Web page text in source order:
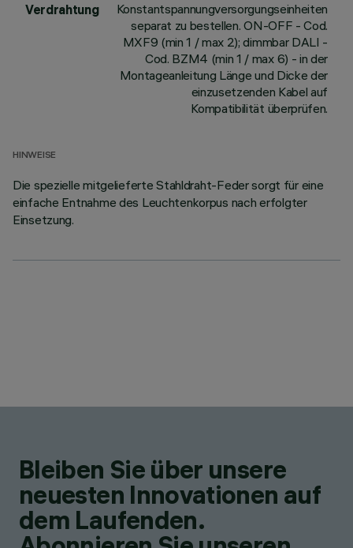
Verdrahtung
Konstantspannungversorgungseinheiten
separat zu bestellen. ON-OFF - Cod.
MXF9 (min 1 / max 2); dimmbar DALI -
Cod. BZM4 (min 1 / max 6) - in der
Montageanleitung Länge und Dicke der
einzusetzenden Kabel auf
Kompatibilität überprüfen.
HINWEISE
Die spezielle mitgelieferte Stahldraht-Feder sorgt für eine
einfache Entnahme des Leuchtenkorpus nach erfolgter
Einsetzung.
Bleiben Sie über unsere
neuesten Innovationen auf
dem Laufenden.